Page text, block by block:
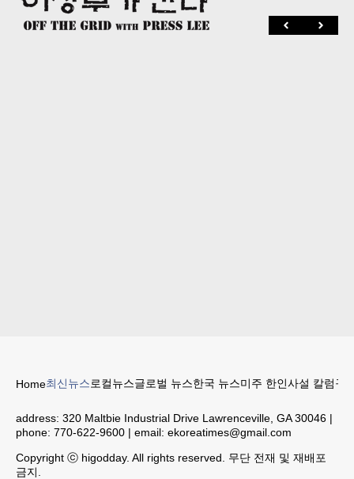
Home최신뉴스로컬뉴스글로벌 뉴스한국 뉴스미주 한인사설 칼럼구
address: 320 Maltbie Industrial Drive Lawrenceville, GA 30046 |
phone: 770-622-9600 | email: ekoreatimes@gmail.com
Copyright ⓒ higodday. All rights reserved. 무단 전재 및 재배포
금지.